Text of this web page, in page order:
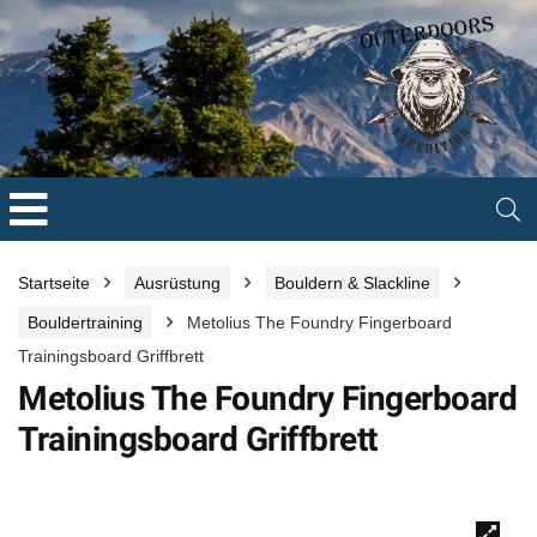
Startseite Ausrüstung Bouldern & Slackline
Bouldertraining
Metolius The Foundry Fingerboard
Trainingsboard Griffbrett
Metolius The Foundry Fingerboard
Trainingsboard Griffbrett